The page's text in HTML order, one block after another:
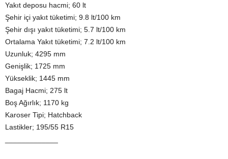
Yakıt deposu hacmi; 60 lt
Şehir içi yakıt tüketimi; 9.8 lt/100 km
Şehir dışı yakıt tüketimi; 5.7 lt/100 km
Ortalama Yakıt tüketimi; 7.2 lt/100 km
Uzunluk; 4295 mm
Genişlik; 1725 mm
Yükseklik; 1445 mm
Bagaj Hacmi; 275 lt
Boş Ağırlık; 1170 kg
Karoser Tipi; Hatchback
Lastikler; 195/55 R15